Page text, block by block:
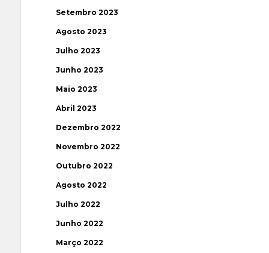
Setembro 2023
Agosto 2023
Julho 2023
Junho 2023
Maio 2023
Abril 2023
Dezembro 2022
Novembro 2022
Outubro 2022
Agosto 2022
Julho 2022
Junho 2022
Março 2022